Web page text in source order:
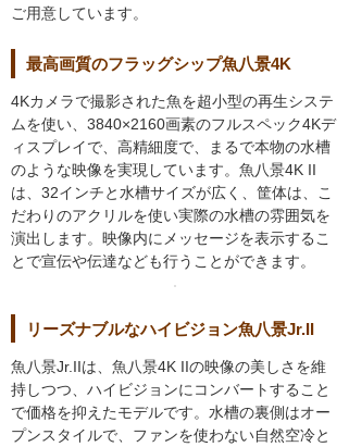
ご用意しています。
最高画質のフラッグシップ魚八景4K
4Kカメラで撮影された魚を超小型の再生システ
ムを使い、3840×2160画素のフルスペック4Kデ
ィスプレイで、高精細度で、まるで本物の水槽
のような映像を実現しています。魚八景4K II
は、32インチと水槽サイズが広く、筐体は、こ
だわりのアクリルを使い実際の水槽の雰囲気を
演出します。映像内にメッセージを表示するこ
とで宣伝や伝達なども行うことができます。
リーズナブルなハイビジョン魚八景Jr.II
魚八景Jr.IIは、魚八景4K IIの映像の美しさを維
持しつつ、ハイビジョンにコンバートすること
で価格を抑えたモデルです。水槽の裏側はオー
プンスタイルで、ファンを使わない自然空冷と